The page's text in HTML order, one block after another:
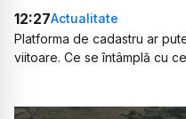
12:27Actualitate
Platforma de cadastru ar
viitoare. Ce se întâmplă cu